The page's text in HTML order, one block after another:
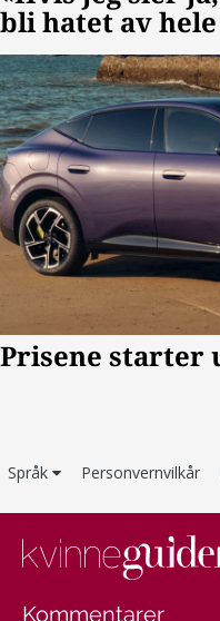
Språk Personvernvilkår
Kommentarer